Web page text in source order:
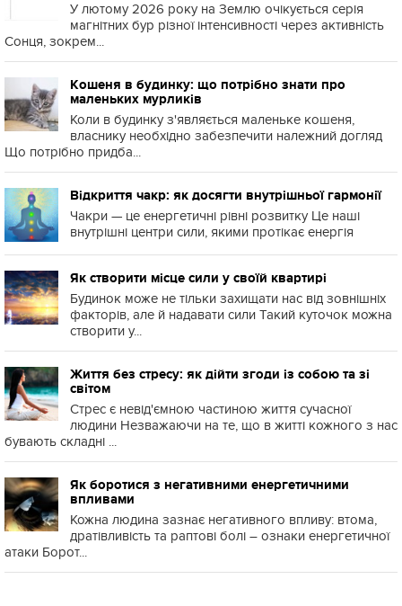
У лютому 2026 року на Землю очікується серія
магнітних бур різної інтенсивності через активність
Сонця, зокрем...
Кошеня в будинку: що потрібно знати про
маленьких мурликів
Коли в будинку з'являється маленьке кошеня,
власнику необхідно забезпечити належний догляд
Що потрібно придба...
Відкриття чакр: як досягти внутрішньої гармонії
Чакри — це енергетичні рівні розвитку Це наші
внутрішні центри сили, якими протікає енергія
Як створити місце сили у своїй квартирі
Будинок може не тільки захищати нас від зовнішніх
факторів, але й надавати сили Такий куточок можна
створити у...
Життя без стресу: як дійти згоди із собою та зі
світом
Стрес є невід'ємною частиною життя сучасної
людини Незважаючи на те, що в житті кожного з нас
бувають складні ...
Як боротися з негативними енергетичними
впливами
Кожна людина зазнає негативного впливу: втома,
дратівливість та раптові болі – ознаки енергетичної
атаки Борот...